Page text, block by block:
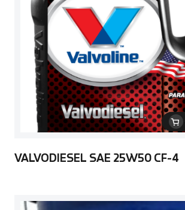
VALVODIESEL SAE 25W50 CF-4